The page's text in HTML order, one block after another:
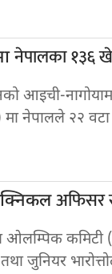
नेपालका १३६
आइची-
नेपालले २२
अफिसर
ओलम्पिक कमिटी
जुनियर